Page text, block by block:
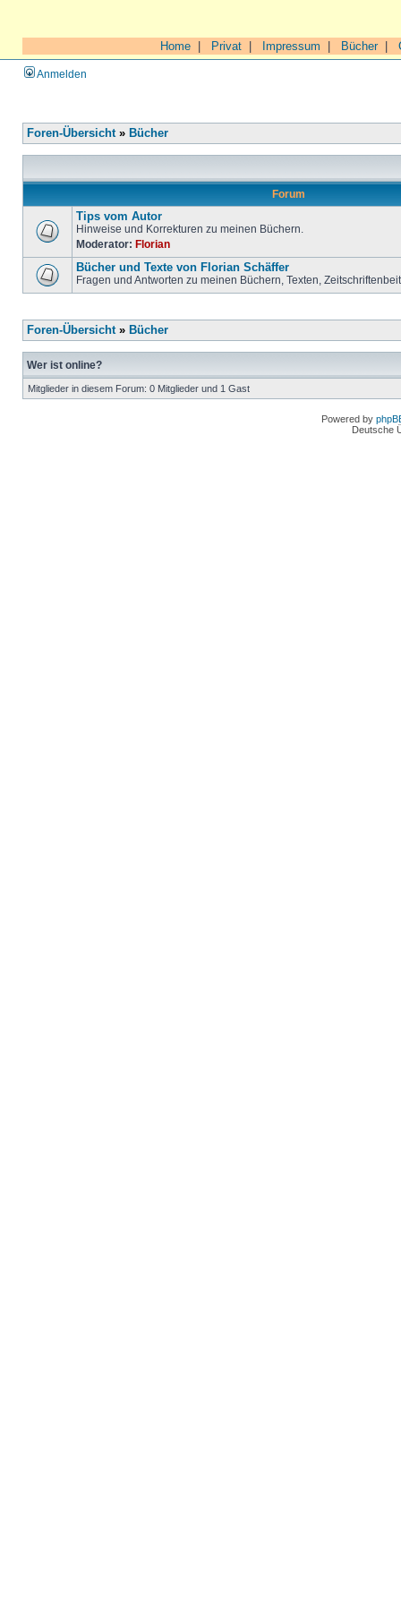
Home Privat Impressum Bücher|
Anmelden
Foren-Übersicht» Bücher
Forum
Tips vom Autor
Hinweise und Korrekturen zu meinen Büchern.
Moderator: Florian
Bücher und Texte von Florian Schäffer
Fragen und Antworten zu meinen Büchern, Texten,
Foren-Übersicht» Bücher
Wer ist online?
Mitglieder in diesem Forum: 0 Mitglieder und 1 Gast
Powered by
Deutsche